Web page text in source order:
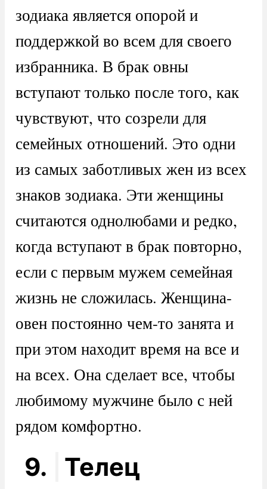
зодиака является опорой и
поддержкой во всем для своего
избранника. В брак овны
вступают только после того, как
чувствуют, что созрели для
семейных отношений. Это одни
из самых заботливых жен из всех
знаков зодиака. Эти женщины
считаются однолюбами и редко,
когда вступают в брак повторно,
если с первым мужем семейная
жизнь не сложилась. Женщина-
овен постоянно чем-то занята и
при этом находит время на все и
на всех. Она сделает все, чтобы
любимому мужчине было с ней
рядом комфортно.
9. Телец